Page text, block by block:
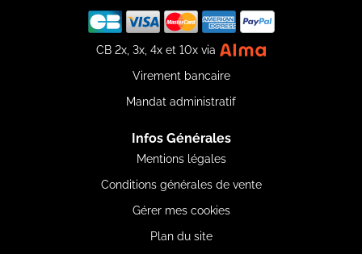
CB 2x, 3x, 4x et 10x via
Virement bancaire
Mandat administratif
Infos Générales
Mentions légales
Conditions générales de vente
Gérer mes cookies
Plan du site